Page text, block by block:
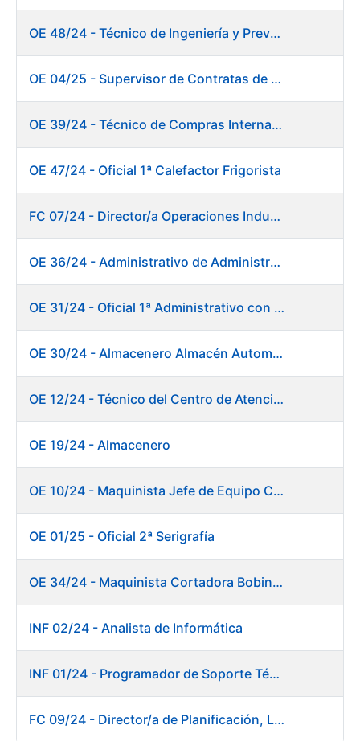
OE 48/24 - Técnico de Ingeniería y Prevención de Mantenimiento
OE 04/25 - Supervisor de Contratas de Climatización. Fábrica Papel
OE 39/24 - Técnico de Compras Internacional
OE 47/24 - Oficial 1ª Calefactor Frigorista
FC 07/24 - Director/a Operaciones Industriales
OE 36/24 - Administrativo de Administración de Personal
OE 31/24 - Oficial 1ª Administrativo con inglés y francés
OE 30/24 - Almacenero Almacén Automático
OE 12/24 - Técnico del Centro de Atención a Usuarios
OE 19/24 - Almacenero
OE 10/24 - Maquinista Jefe de Equipo Corte y Enfajado
OE 01/25 - Oficial 2ª Serigrafía
OE 34/24 - Maquinista Cortadora Bobinadora. Fábrica Papel
INF 02/24 - Analista de Informática
INF 01/24 - Programador de Soporte Técnico
FC 09/24 - Director/a de Planificación, Logística y Almacenes